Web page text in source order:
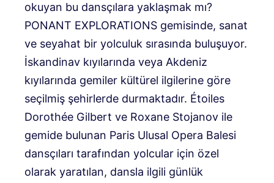
okuyan bu dansçılara yaklaşmak mı?
PONANT EXPLORATIONS gemisinde, sanat
ve seyahat bir yolculuk sırasında buluşuyor.
İskandinav kıyılarında veya Akdeniz
kıyılarında gemiler kültürel ilgilerine göre
seçilmiş şehirlerde durmaktadır. Étoiles
Dorothée Gilbert ve Roxane Stojanov ile
gemide bulunan Paris Ulusal Opera Balesi
dansçıları tarafından yolcular için özel
olarak yaratılan, dansla ilgili günlük